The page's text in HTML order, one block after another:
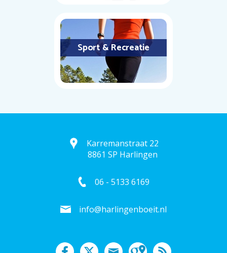
Sport & Recreatie
Karremanstraat 22
8861 SP Harlingen
06 - 5133 6169
info@harlingenboeit.nl